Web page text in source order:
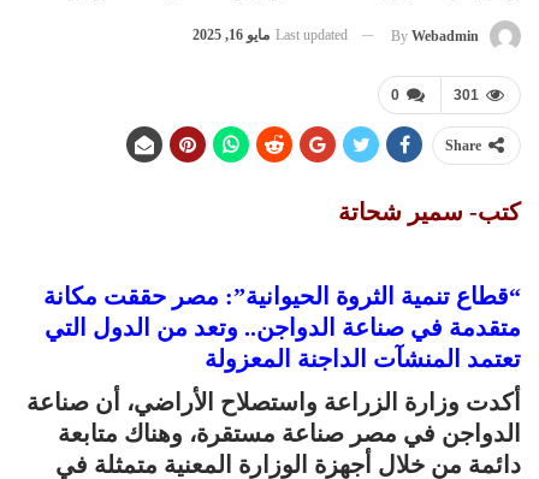
By Webadmin
Last updated مايو 16, 2025
0 301
Share
كتب- سمير شحاتة
“قطاع تنمية الثروة الحيوانية”: مصر حققت مكانة
متقدمة في صناعة الدواجن.. وتعد من الدول التي
تعتمد المنشآت الداجنة المعزولة
أكدت وزارة الزراعة واستصلاح الأراضي، أن صناعة
الدواجن في مصر صناعة مستقرة، وهناك متابعة
دائمة من خلال أجهزة الوزارة المعنية متمثلة في